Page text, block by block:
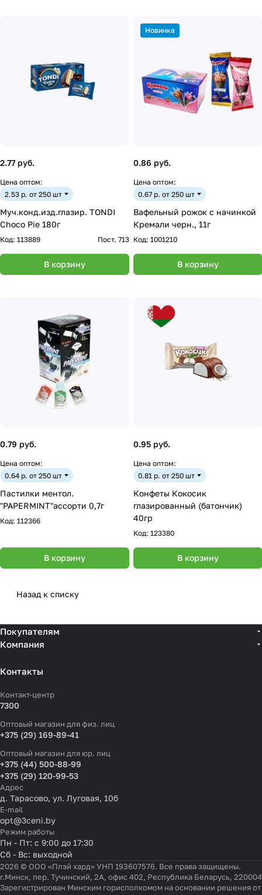
2.77 руб.
Цена оптом:
2.53 р. от 250 шт
Муч.конд.изд.глазир. TONDI
Choco Pie 180г
Код: 113889 Пост. 713
В корзину
Новинка
0.86 руб.
Цена оптом:
0.67 р. от 250 шт
Вафельный рожок с начинкой
Кремали черн., 11г
Код: 1001210
В корзину
0.79 руб.
Цена оптом:
0.64 р. от 250 шт
Пастилки ментол.
"PAPERMINT"ассорти 0,7г
Код: 112366
В корзину
0.95 руб.
Цена оптом:
0.81 р. от 250 шт
Конфеты Кокосик
глазированный (батончик)
40гр
Код: 123380
В корзину
Назад к списку
Покупателям
Компания
Контакты
Контакт-центр
7300
Оптовый магазин для физ. лиц
+375 (29) 169-89-41
Оптовый магазин для юр. лиц
+375 (44) 500-88-99
+375 (29) 120-99-53
Адрес
д. Тарасово, ул. Луговая, 10б
E-mail
opt@3ceni.by
Режим работы
Пн - Пт: с 9:00 до 17:30
Сб - Вс: выходной
2026 © ООО «Плэй хард» УНП 193607576. Все права защищены.
г.Минск, пер. Тучинский, 2А, офис 402, Республика Беларусь, 220004
Зарегистрирован Минским горисполкомом на основании решения от